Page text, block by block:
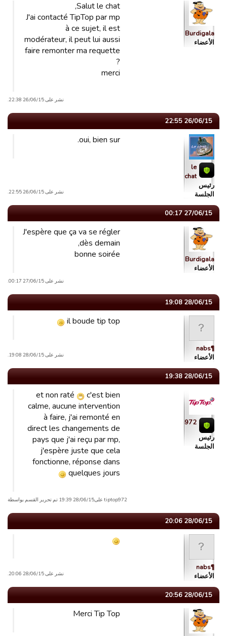
Burdigala
الأعضاء
Salut le chat,
J'ai contacté TipTop par mp
à ce sujet, il est
modérateur, il peut lui aussi
faire remonter ma requette
?
merci
نشر على 26/06/15 22:38.
26/06/15 22:55
le
chat
رئیس
الجلسة
oui, bien sur.
نشر على 26/06/15 22:55.
27/06/15 00:17
Burdigala
الأعضاء
J'espère que ça va se régler
dès demain,
bonne soirée
نشر على 27/06/15 00:17.
28/06/15 19:08
¶nabs
الأعضاء
il boude tip top
نشر على 28/06/15 19:08.
28/06/15 19:38
tiptop972
رئیس
الجلسة
et non raté
c'est bien
calme, aucune intervention
à faire, j'ai remonté en
direct les changements de
pays que j'ai reçu par mp,
j'espère juste que cela
fonctionne, réponse dans
quelques jours
tiptop972 علی28/06/15 19:39 تم تحریر القسم بواسطة
28/06/15 20:06
¶nabs
الأعضاء
نشر على 28/06/15 20:06.
28/06/15 20:56
Merci Tip Top